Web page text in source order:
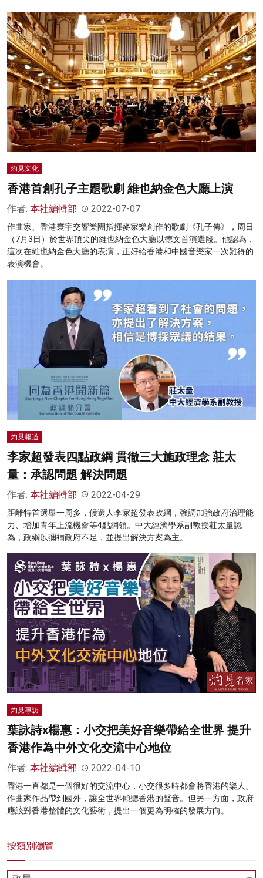
灼見文化
香港首創孔子主題歌劇 維也納金色大廳上演
作者: 本社編輯部 2022-07-07
作曲家、香港寰宇交響樂團指揮麥家樂創作的歌劇《孔子傳》，周日
（7月3日）於世界頂尖的維也納金色大廳以德文首演選段。他認為，
這次在維也納金色大廳的表演，正好給香港和中國音樂家一次難得的
表演機會。
灼見報道
李家超發表四點政綱 貫徹三大施政理念 莊太
量：承認問題 解決問題
作者: 本社編輯部 2022-04-29
距離特首選舉一周多，候選人李家超發表政綱，強調加強政府治理能
力、增加青年上流機會等4點綱領。中大經濟學系副教授莊太量認
為，政綱以彌補政府不足，並提出解決方案為主。
灼見專訪
葉詠詩x楊惠：小交把美好音樂帶給全世界 提升
香港作為中外文化交流中心地位
作者: 本社編輯部 2022-04-10
香港一直都是一個很好的交流中心，小交很多時都會將香港的樂人、
作曲家作品帶到國外，讓全世界傾聽香港的聲音。但另一方面，政府
應該對香港整體的文化藝術，提出一個更為明確的發展方向。
按類別瀏覽